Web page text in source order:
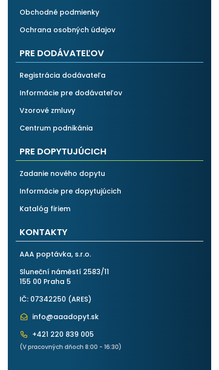
Obchodné podmienky
Ochrana osobných údajov
PRE DODÁVATEĽOV
Registrácia dodávateľa
Informácie pre dodávateľov
Vzorové zmluvy
Centrum podnikánia
PRE DOPYTUJÚCICH
Zadanie nového dopytu
Informácie pre dopytujúcich
Katalóg firiem
KONTAKTY
AAA poptávka, s.r.o.
Sluneční náměstí 2583/11
155 00 Praha 5
IČ: 07342250 (ARES)
info@aaadopyt.sk
+421 220 839 005
(V pracovných dňoch 8:00 - 16:30)